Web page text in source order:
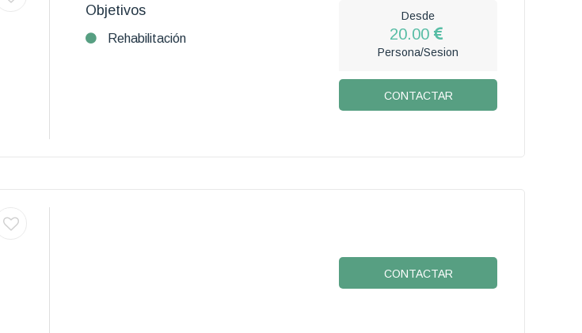
Objetivos
Rehabilitación
Desde
20.00
Persona/Sesion
CONTACTAR
CONTACTAR